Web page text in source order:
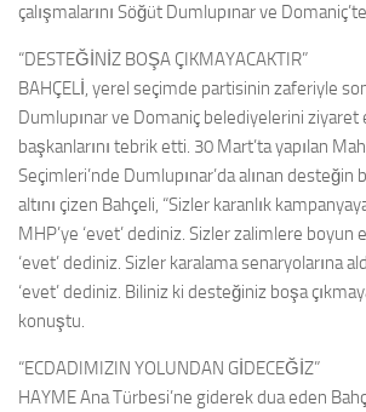
çalışmalarını Söğüt Dumlupınar ve
“DESTEĞİNİZ BOŞA ÇIKMAYACAKTIR”
BAHÇELİ, yerel seçimde partisinin zaferiyle
Dumlupınar ve Domaniç belediyelerini ziyaret
başkanlarını tebrik etti. 30 Mart’ta yapılan
Seçimleri’nde Dumlupınar’da alınan desteğin
altını çizen Bahçeli, “Sizler karanlık
MHP’ye ‘evet’ dediniz. Sizler zalimlere boyun
‘evet’ dediniz. Sizler karalama senaryolarına
‘evet’ dediniz. Biliniz ki desteğiniz boşa
konuştu.
“ECDADIMIZIN YOLUNDAN GİDECEĞİZ”
HAYME Ana Türbesi’ne giderek dua eden